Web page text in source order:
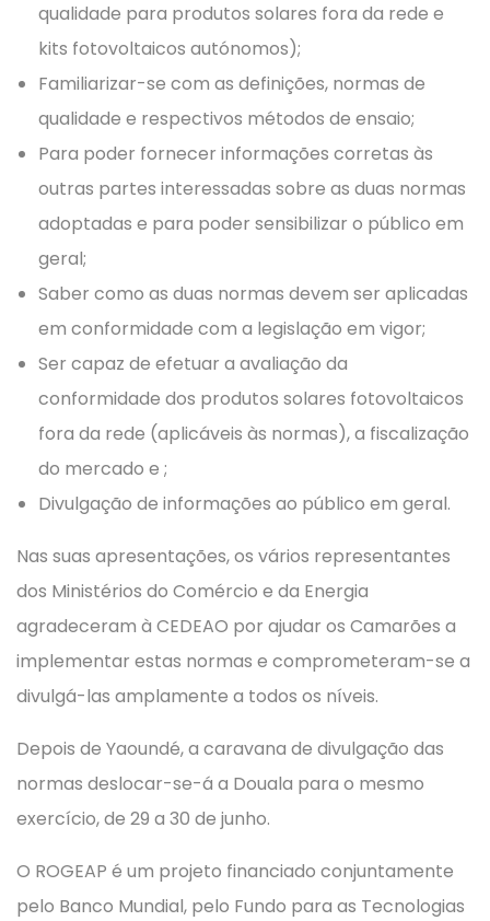
qualidade para produtos solares fora da rede e
kits fotovoltaicos autónomos);
Familiarizar-se com as definições, normas de
qualidade e respectivos métodos de ensaio;
Para poder fornecer informações corretas às
outras partes interessadas sobre as duas normas
adoptadas e para poder sensibilizar o público em
geral;
Saber como as duas normas devem ser aplicadas
em conformidade com a legislação em vigor;
Ser capaz de efetuar a avaliação da
conformidade dos produtos solares fotovoltaicos
fora da rede (aplicáveis às normas), a fiscalização
do mercado e ;
Divulgação de informações ao público em geral.
Nas suas apresentações, os vários representantes
dos Ministérios do Comércio e da Energia
agradeceram à CEDEAO por ajudar os Camarões a
implementar estas normas e comprometeram-se a
divulgá-las amplamente a todos os níveis.
Depois de Yaoundé, a caravana de divulgação das
normas deslocar-se-á a Douala para o mesmo
exercício, de 29 a 30 de junho.
O ROGEAP é um projeto financiado conjuntamente
pelo Banco Mundial, pelo Fundo para as Tecnologias